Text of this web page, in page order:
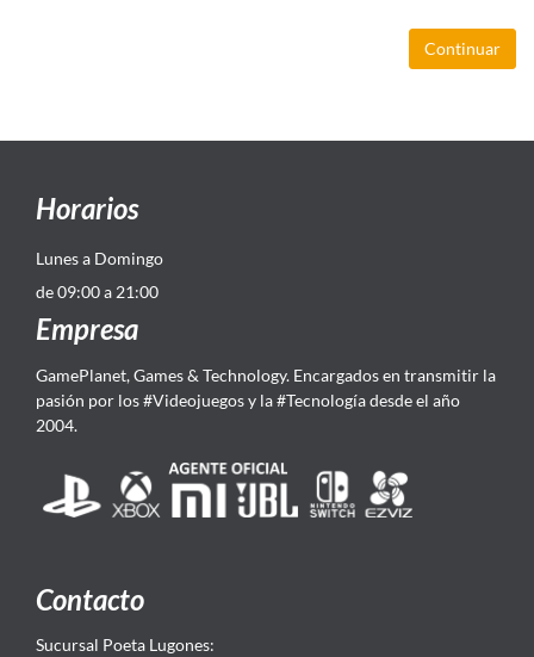
Continuar
Horarios
Lunes a Domingo
de 09:00 a 21:00
Empresa
GamePlanet, Games & Technology. Encargados en transmitir la
pasión por los #Videojuegos y la #Tecnología desde el año
2004.
Contacto
Sucursal Poeta Lugones: